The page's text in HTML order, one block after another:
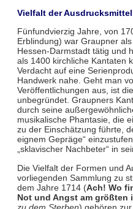
Vielfalt der Ausdrucksmittel
Fünfundvierzig Jahre, von
Erblindung) war Graupner
Hessen-Darmstadt tätig und
als 1400 kirchliche Kantaten
Verdacht auf eine
Handwerk nahe. Geht man
Veröffentlichungen aus, ist
unbegründet. Graupners
durch seine
musikalische Phantasie, die
zu der Einschätzung führte,
eignem Gepräge“
„sklavischer Nachbeter“ in
Die Vielfalt der Formen und
vorliegenden Sammlung zu
dem Jahre 1714 (Ach! Wo
Not und Angst am größten
zu dem Sterben) gehören